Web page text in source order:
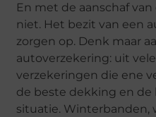
En met de aanschaf
niet. Het bezit van een
zorgen op. Denk maar
autoverzekering: uit
verzekeringen die ene
de beste dekking en de
situatie. Winterbanden,